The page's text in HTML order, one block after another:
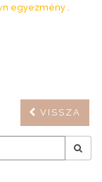
egyezmény
VISSZA